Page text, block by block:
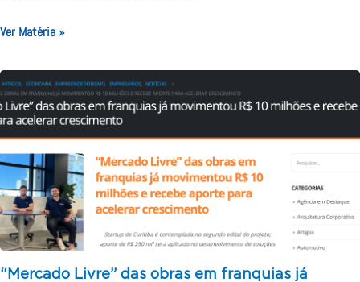
Ver Matéria »
“Mercado Livre” das obras em franquias já